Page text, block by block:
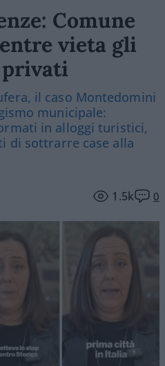
Comune
vieta gli
il caso Montedomini
municipale:
in alloggi turistici,
di sottrarre case alla
1.5k 0